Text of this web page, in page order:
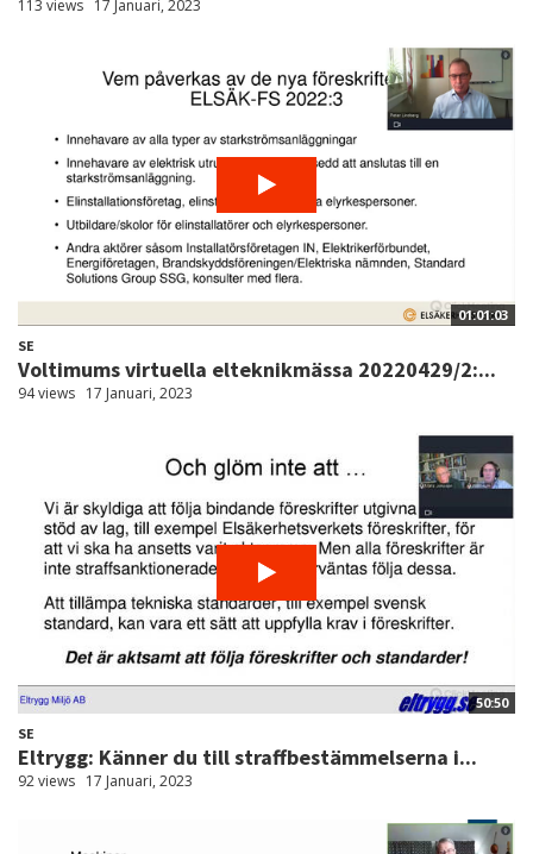
113 views 17 Januari, 2023
01:01:03
SE
Voltimums virtuella elteknikmässa 20220429/2:...
94 views 17 Januari, 2023
50:50
SE
Eltrygg: Känner du till straffbestämmelserna i...
92 views 17 Januari, 2023